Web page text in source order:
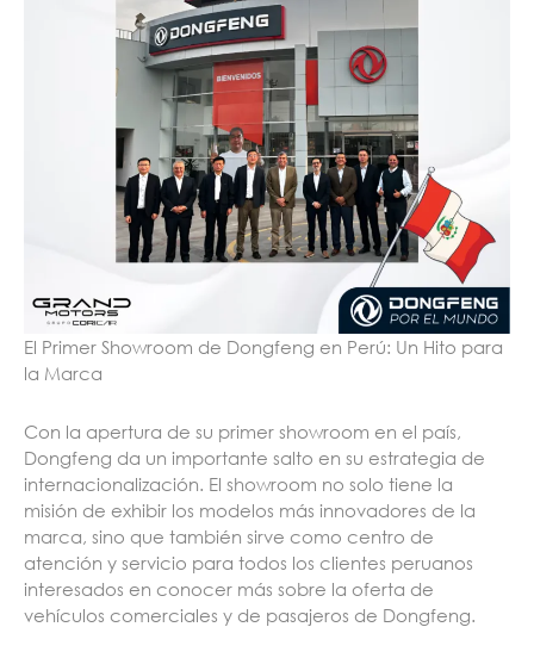
El Primer Showroom de Dongfeng en Perú: Un Hito para
la Marca
Con la apertura de su primer showroom en el país,
Dongfeng da un importante salto en su estrategia de
internacionalización. El showroom no solo tiene la
misión de exhibir los modelos más innovadores de la
marca, sino que también sirve como centro de
atención y servicio para todos los clientes peruanos
interesados en conocer más sobre la oferta de
vehículos comerciales y de pasajeros de Dongfeng.